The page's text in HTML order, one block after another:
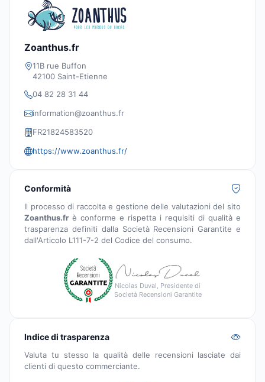
Zoanthus.fr
11B rue Buffon
42100 Saint-Etienne
04 82 28 31 44
information@zoanthus.fr
FR21824583520
https://www.zoanthus.fr/
Conformità
Il processo di raccolta e gestione delle valutazioni del sito
Zoanthus.fr è conforme e rispetta i requisiti di qualità e
trasparenza definiti dalla Società Recensioni Garantite e
dall'Articolo L111-7-2 del Codice del consumo.
Nicolas Duval, Presidente di
Società Recensioni Garantite
Indice di trasparenza
Valuta tu stesso la qualità delle recensioni lasciate dai
clienti di questo commerciante.